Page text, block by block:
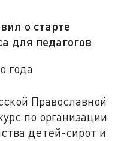
о старте
для педагогов
года
Православной
по организации
детей-сирот и